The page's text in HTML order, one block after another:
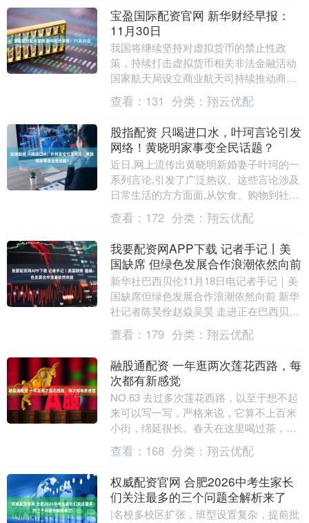
宝盈国际配资官网 新华财经早报：
11月30日
我国将继续坚持对虚拟货币的禁止性政
策，持续打击虚拟货币相关非法金融活动
国家航天局设立商业航天司持续推动商业
航天高质量发展 数据中心过热致芝商所中
断交易超10小....
查看： 131 分类： 翔云优配
股指配资 只喝进口水，叶珂言论引发
网络！黄晓明家事变全民话题？
近日,网上流传出黄晓明新婚妻子叶珂的一
系列言论,引发了广泛热议。这些言论涉及
日常生活的方方面面,从饮食、购物到社
交、旅游,无一不彰显出一种高人一等的生
活态度。比....
查看： 172 分类： 翔云优配
我要配资网APP下载 记者手记丨美
国缺席 但绿色发展合作浪潮依然向前
新华社巴西贝伦11月18日电记者手记｜美
国缺席但绿色发展合作浪潮依然向前 新华
社记者陈昊佺赵焱吴昊 走进正在巴西贝伦
举行的《联合国气候变化框架公约》第三
十次缔约....
查看： 179 分类： 翔云优配
融股通配资 一年逛两次莲花西路，每
次都有新感觉
NO.63 去过多次莲花西路，以至于想不起
来可以写一写，严格来说，它算不上百米
小街，绵延很长。春天在这里喝过茶，夏
天在这里吃过烧烤，秋天来了，我们又去
街上吃喝了....
查看： 168 分类： 翔云优配
权威配资官网 合肥2026中考生家长
们关注最多的三个问题全解析来了
|名校多校区扩张，班型设置复杂，提前批